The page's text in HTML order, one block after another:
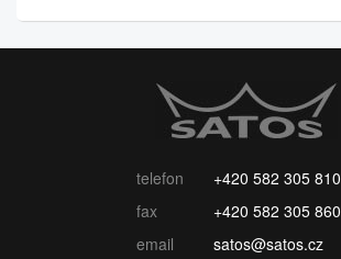
telefon
+420 582 305 810
fax
+420 582 305 860
email
satos@satos.cz